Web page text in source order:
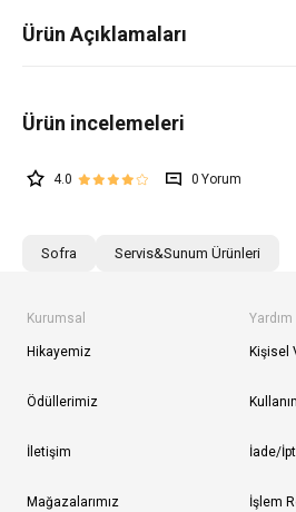
Ürün Açıklamaları
4.0 0
Sofra Servis&Sunum Ürünleri
Kurumsal
Hikayemiz
Ödüllerimiz
İletişim
Mağazalarımız
Yardım
Kişisel
İade/
İşlem